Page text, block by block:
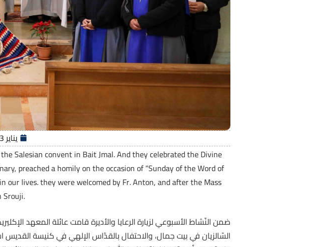
يناير 23, 2024
Salesian convent in Bait Jmal. And they celebrated the Divine
preached a homily on the occasion of “Sunday of the Word of
our lives. they were welcomed by Fr. Anton, and after the Mass
السّالزيان في بيت جمال، والاحتفال بالقدّاس الإلهي في كنيسة